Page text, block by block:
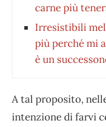
carne più
Irresistibili
più perché mi
è un
A tal proposito,
intenzione di farvi